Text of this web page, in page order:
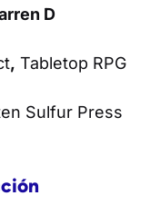
D
, Tabletop RPG
Sulfur Press